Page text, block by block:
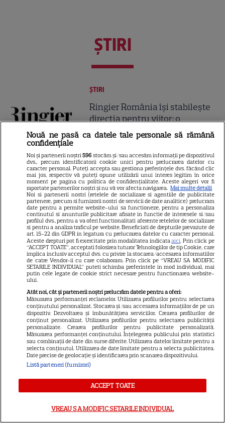
ŞTIRI
ȘTIRI
Ringier România își stabilește
direcția pentru viitor: o
structură de conducere
concentrată în jurul unităților
de business Media și
Collectibles
13
VEDETE ROMÂNEŞTI
Ana Bodea, declarații rare
despre iubirea cu Valentin
Butnaru: „Mă ține pe linia de
plutire când lucrurile devin
dificile”
20
Jennifer Lopez, vacanță de
neuitat cu gemenii Max și
Emme înainte de plecarea la
facultate. Imagini rare din
Veneția
25
Maria Buză, secretul unei
ani: „Mie îmi place cum
Nouă ne pasă ca datele tale personale să rămână
confidențiale
Noi și partenerii noștri596 stocăm și/sau accesăm informații pe dispozitivul
dvs., precum identificatorii cookie unici pentru prelucrarea datelor cu
caracter personal. Puteți accepta sau gestiona preferințele dvs. făcând clic
mai jos, respectiv vă puteți opune utilizării unui interes legitim în orice
moment pe pagina cu politica de confidențialitate. Aceste alegeri vor fi
raportate partenerilor noștri și nu vă vor afecta navigarea. Mai multe detalii
Noi si partenerii nostri (retelele de socializare si agentiile de publicitate
partenere, precum si furnizorii nostri de servicii de date analitice) prelucram
date pentru a permite website-ului sa functioneze, pentru a personaliza
continutul si anunturile publicitare afisate in functie de interesele si/sau
profilul dvs., pentru a va oferi functionalitati aferente retelelor de socializare
si pentru a analiza traficul pe website. Beneficiati de drepturile prevazute de
art. 15-22 din GDPR in legatura cu prelucrarea datelor cu caracter personal.
Aceste drepturi pot fi exercitate prin modalitatea indicataaici. Prin click pe
“ACCEPT TOATE”, acceptati folosirea tuturor Tehnologiilor de tip Cookie, care
implica inclusiv acceptul dvs. cu privire la stocarea/accesarea informatiilor
de catre Vendor-ii cu care colaboram. Prin click pe “VREAU SA MODIFIC
SETARILE INDIVIDUAL” puteti schimba preferintele in mod individual, mai
putin cele legate de cookie strict necesare pentru functionarea website-
ului.
Atât noi, cât și partenerii noștri prelucrăm datele pentru a oferi:
Măsurarea performanței reclamelor. Utilizarea profilurilor pentru selectarea
conținutului personalizat. Stocarea și/sau accesarea informațiilor de pe un
dispozitiv. Dezvoltarea și îmbunătățirea serviciilor. Crearea profilurilor de
conținut personalizat. Utilizarea profilurilor pentru selectarea publicității
personalizate. Crearea profilurilor pentru publicitate personalizată.
Măsurarea performanței conținutului. Înțelegerea publicului prin statistici
sau combinații de date din surse diferite. Utilizarea datelor limitate pentru a
selecta conținutul. Utilizarea de date limitate pentru a selecta publicitatea.
Date precise de geolocație și identificarea prin scanarea dispozitivului.
Listă parteneri (furnizori)
ACCEPT TOATE
VREAU SA MODIFIC SETARILE INDIVIDUAL